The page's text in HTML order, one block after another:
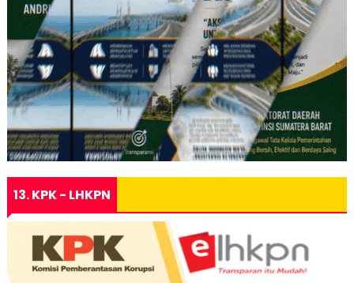
13. KPK - LHKPN